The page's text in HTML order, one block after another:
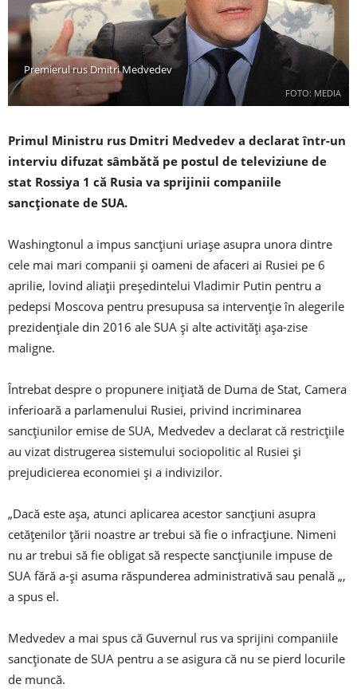
FOTO: MEDIA
Premierul rus Dmitri Medvedev
Primul Ministru rus Dmitri Medvedev a declarat într-un
interviu difuzat sâmbătă pe postul de televiziune de
stat Rossiya 1 că Rusia va sprijinii companiile
sancționate de SUA.
Washingtonul a impus sancțiuni uriașe asupra unora dintre
cele mai mari companii și oameni de afaceri ai Rusiei pe 6
aprilie, lovind aliații președintelui Vladimir Putin pentru a
pedepsi Moscova pentru presupusa sa intervenție în alegerile
prezidențiale din 2016 ale SUA și alte activități așa-zise
maligne.
Întrebat despre o propunere inițiată de Duma de Stat, Camera
inferioară a parlamenului Rusiei, privind incriminarea
sancțiunilor emise de SUA, Medvedev a declarat că restricțiile
au vizat distrugerea sistemului sociopolitic al Rusiei și
prejudicierea economiei și a indivizilor.
„Dacă este așa, atunci aplicarea acestor sancțiuni asupra
cetățenilor țării noastre ar trebui să fie o infracțiune. Nimeni
nu ar trebui să fie obligat să respecte sancțiunile impuse de
SUA fără a-și asuma răspunderea administrativă sau penală „,
a spus el.
Medvedev a mai spus că Guvernul rus va sprijini companiile
sancționate de SUA pentru a se asigura că nu se pierd locurile
de muncă.